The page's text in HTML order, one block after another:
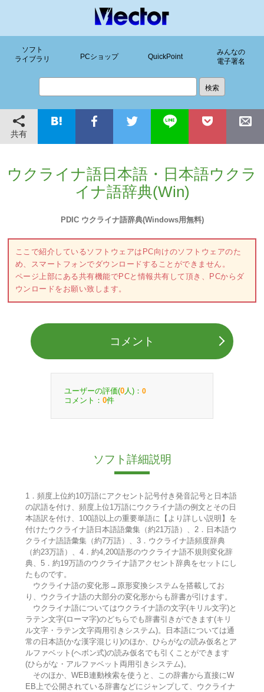
ソフト
ライブラリ
PCショップ QuickPoint
みんなの
電子署名
共有
ウクライナ語日本語・日本語ウクラ
イナ語辞典(Win)
PDIC ウクライナ語辞典(Windows用無料)
ここで紹介しているソフトウェアはPC向けのソフトウェアのた
め、スマートフォンでダウンロードすることができません。
ページ上部にある共有機能でPCと情報共有して頂き、PCからダ
ウンロードをお願い致します。
コメント
ユーザーの評価(0 人)： 0
コメント： 0件
ソフト詳細説明
1．頻度上位約10万語にアクセント記号付き発音記号と日本語
の訳語を付け、頻度上位1万語にウクライナ語の例文とその日
本語訳を付け、100語以上の重要単語に【より詳しい説明】を
付けたウクライナ語日本語語彙集（約21万語）、2．日本語ウ
クライナ語語彙集（約7万語）、3．ウクライナ語頻度辞典
（約23万語）、4．約4,200語形のウクライナ語不規則変化辞
典、5．約19万語のウクライナ語アクセント辞典をセットにし
たものです。
ウクライナ語の変化形→原形変換システムを搭載してお
り、ウクライナ語の大部分の変化形からも辞書が引けます。
ウクライナ語についてはウクライナ語の文字(キリル文字)と
ラテン文字(ローマ字)のどちらでも辞書引きができます(キリ
ル文字・ラテン文字両用引きシステム)。日本語については通
常の日本語(かな漢字混じり)のほか、ひらがなの読み仮名とア
ルファベット(ヘボン式)の読み仮名でも引くことができます
(ひらがな・アルファベット両用引きシステム)。
そのほか、WEB連動検索を使うと、この辞書から直接にW
EB上で公開されている辞書などにジャンプして、ウクライナ